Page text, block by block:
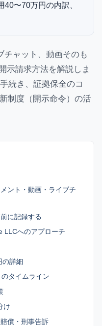
40〜70万円の内訳、
チャット、動画そのも
示請求方法を解説しま
続き、証拠保全のコ
制度（開示命令）の活
ント・動画・ライブチ
に記録する
LLCへのアプローチ
詳細
タイムライン
け
償・刑事告訴